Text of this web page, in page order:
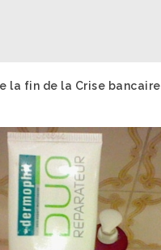
la fin de la Crise bancaire